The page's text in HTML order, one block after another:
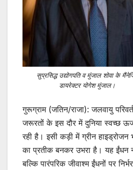
सुप्रसिद्ध उद्योगपति व मुंजाल शोवा के
डायरेक्टर योगेश मुंजाल।
गुरूग्राम (जतिन/राजा): जलवायु
जरूरतों के इस दौर में दुनिया स्वच्छ
रही है। इसी कड़ी में ग्रीन हाइड्रोजन
का प्रतीक बनकर उभरा है। यह
बल्कि पारंपरिक जीवाश्म ईंधनों पर